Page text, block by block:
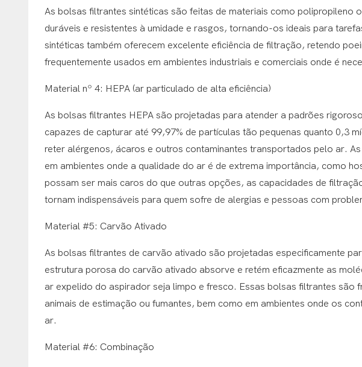
As bolsas filtrantes sintéticas são feitas de materiais como polipropileno
duráveis ​​e resistentes à umidade e rasgos, tornando-os ideais para
sintéticas também oferecem excelente eficiência de filtração, retendo
frequentemente usados ​​em ambientes industriais e comerciais onde é
Material nº 4: HEPA (ar particulado de alta eficiência)
As bolsas filtrantes HEPA são projetadas para atender a padrões
capazes de capturar até 99,97% de partículas tão pequenas quanto 0,3
reter alérgenos, ácaros e outros contaminantes transportados pelo ar.
em ambientes onde a qualidade do ar é de extrema importância, como
possam ser mais caros do que outras opções, as capacidades de
tornam indispensáveis ​​para quem sofre de alergias e pessoas com
Material #5: Carvão Ativado
As bolsas filtrantes de carvão ativado são projetadas especificamente
estrutura porosa do carvão ativado absorve e retém eficazmente as
ar expelido do aspirador seja limpo e fresco. Essas bolsas filtrantes são
animais de estimação ou fumantes, bem como em ambientes onde os
ar.
Material #6: Combinação